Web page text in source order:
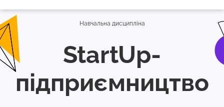
Навчальна дисципліна
StartUp-
підприємництво